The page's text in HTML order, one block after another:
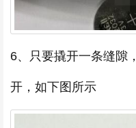
6、只要撬开一条缝隙
开，如下图所示